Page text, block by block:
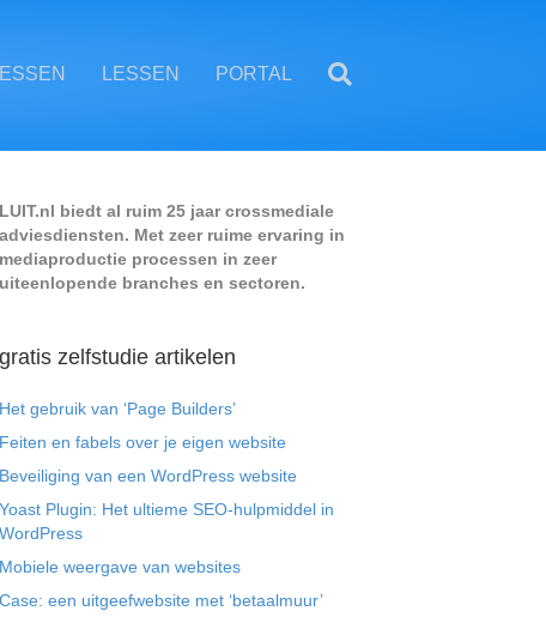
LESSEN PORTAL
LUIT.nl biedt al ruim 25 jaar crossmediale
adviesdiensten. Met zeer ruime ervaring in
mediaproductie processen in zeer
uiteenlopende branches en sectoren.
gratis zelfstudie artikelen
Het gebruik van ‘Page Builders’
Feiten en fabels over je eigen website
Beveiliging van een WordPress website
Yoast Plugin: Het ultieme SEO-hulpmiddel in
WordPress
Mobiele weergave van websites
Case: een uitgeefwebsite met ‘betaalmuur’